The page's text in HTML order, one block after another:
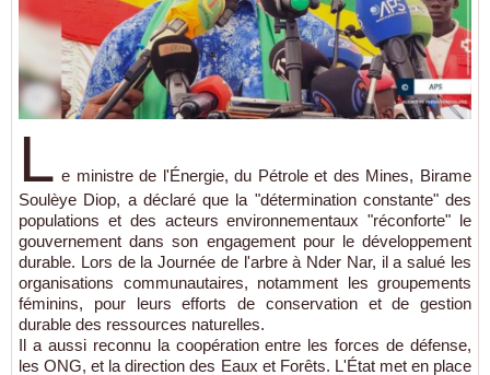
L e ministre de l'Énergie, du Pétrole et des Mines, Birame
Soulèye Diop, a déclaré que la "détermination constante" des
populations et des acteurs environnementaux "réconforte" le
gouvernement dans son engagement pour le développement
durable. Lors de la Journée de l'arbre à Nder Nar, il a salué les
organisations communautaires, notamment les groupements
féminins, pour leurs efforts de conservation et de gestion
durable des ressources naturelles.
Il a aussi reconnu la coopération entre les forces de défense,
les ONG, et la direction des Eaux et Forêts. L'État met en place